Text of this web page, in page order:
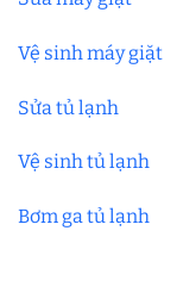
Vệ sinh máy giặt
Sửa tủ lạnh
Vệ sinh tủ lạnh
Bơm ga tủ lạnh